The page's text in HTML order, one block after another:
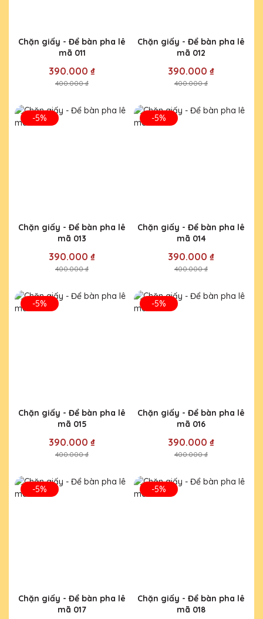
Chặn giấy - Để bàn pha lê
mã 011
390.000 ₫
400.000 ₫
Chặn giấy - Để bàn pha lê
mã 012
390.000 ₫
400.000 ₫
-5%
Chặn giấy - Để bàn pha lê
mã 013
390.000 ₫
400.000 ₫
-5%
Chặn giấy - Để bàn pha lê
mã 014
390.000 ₫
400.000 ₫
-5%
Chặn giấy - Để bàn pha lê
mã 015
390.000 ₫
400.000 ₫
-5%
Chặn giấy - Để bàn pha lê
mã 016
390.000 ₫
400.000 ₫
-5%
Chặn giấy - Để bàn pha lê
mã 017
-5%
Chặn giấy - Để bàn pha lê
mã 018